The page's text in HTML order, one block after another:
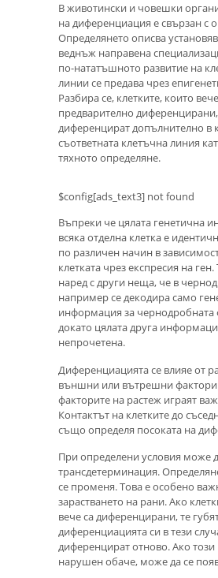
В животински и човешки
на диференциация е свързан с
Определянето описва
веднъж направена
по-нататъшното развитие на
линии се предава чрез
Разбира се, клетките, които
предварително
диференцират допълнително в
съответната клетъчна линия
тяхното определяне.
$config[ads_text3] not found
Въпреки че цялата генетична
всяка отделна клетка е
по различен начин в
клетката чрез експресия на
наред с други неща, че в
например се декодира само
информация за чернодробната
докато цялата друга
непрочетена.
Диференциацията се влияе от
външни или вътрешни
факторите на растеж играят
Контактът на клетките до
също определя посоката на
При определени условия може
трансдетерминация.
се променя. Това е особено
зарастването на рани. Ако
вече са диференцирани, те
диференциацията си в тези
диференцират отново. Ако този
нарушен обаче, може да се